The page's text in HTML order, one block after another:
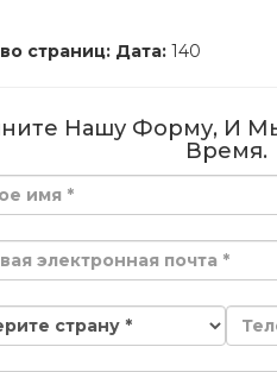
страниц: Дата: 140
Нашу Форму, И
Время.